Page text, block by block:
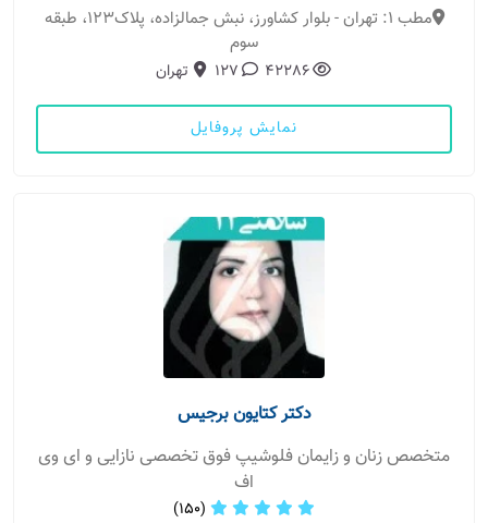
مطب 1: تهران - بلوار کشاورز، نبش جمالزاده، پلاک123، طبقه
سوم
42286
127 تهران
نمایش پروفایل
دکتر کتایون برجیس
متخصص زنان و زایمان فلوشیپ فوق تخصصی نازایی و ای وی
اف
(150)